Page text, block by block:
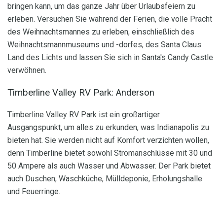
bringen kann, um das ganze Jahr über Urlaubsfeiern zu
erleben. Versuchen Sie während der Ferien, die volle Pracht
des Weihnachtsmannes zu erleben, einschließlich des
Weihnachtsmannmuseums und -dorfes, des Santa Claus
Land des Lichts und lassen Sie sich in Santa's Candy Castle
verwöhnen.
Timberline Valley RV Park: Anderson
Timberline Valley RV Park ist ein großartiger
Ausgangspunkt, um alles zu erkunden, was Indianapolis zu
bieten hat. Sie werden nicht auf Komfort verzichten wollen,
denn Timberline bietet sowohl Stromanschlüsse mit 30 und
50 Ampere als auch Wasser und Abwasser. Der Park bietet
auch Duschen, Waschküche, Mülldeponie, Erholungshalle
und Feuerringe.